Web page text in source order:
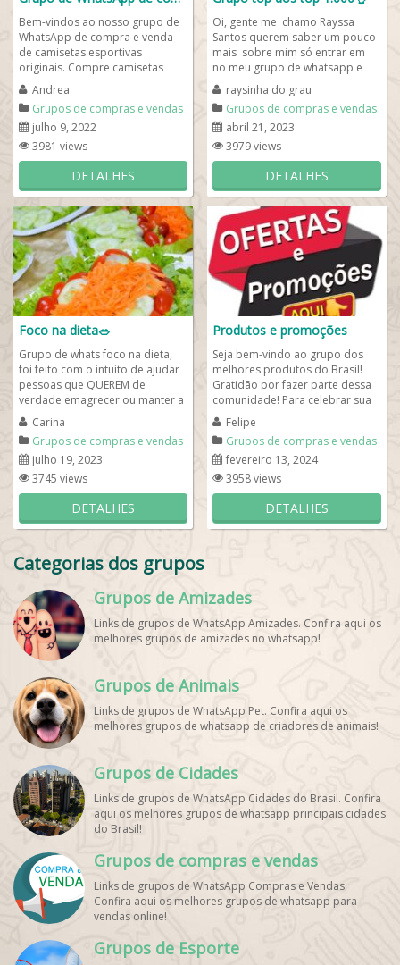
Bem-vindos ao nosso grupo de
WhatsApp de compra e venda
de camisetas esportivas
originais. Compre camisetas
originais direto do fabricante
com um bom valor e...
Andrea
Grupos de compras e vendas
julho 9, 2022
3981 views
DETALHES
Oi, gente me chamo Rayssa
Santos querem saber um pouco
mais sobre mim só entrar em
no meu grupo de whatsapp e
leia a discrição do grupo.😁
Então,...
raysinha do grau
Grupos de compras e vendas
abril 21, 2023
3979 views
DETALHES
Foco na dieta🥗
Grupo de whats foco na dieta,
foi feito com o intuito de ajudar
pessoas que QUEREM de
verdade emagrecer ou manter a
forma. A maior parte do tempo
o grupo...
Carina
Grupos de compras e vendas
julho 19, 2023
3745 views
DETALHES
Produtos e promoções
Seja bem-vindo ao grupo dos
melhores produtos do Brasil!
Gratidão por fazer parte dessa
comunidade! Para celebrar sua
chegada, preparamos um
presente...
Felipe
Grupos de compras e vendas
fevereiro 13, 2024
3958 views
DETALHES
Categorias dos grupos
Grupos de Amizades
Links de grupos de WhatsApp Amizades. Confira aqui os
melhores grupos de amizades no whatsapp!
Grupos de Animais
Links de grupos de WhatsApp Pet. Confira aqui os
melhores grupos de whatsapp de criadores de animais!
Grupos de Cidades
Links de grupos de WhatsApp Cidades do Brasil. Confira
aqui os melhores grupos de whatsapp principais cidades
do Brasil!
Grupos de compras e vendas
Links de grupos de WhatsApp Compras e Vendas.
Confira aqui os melhores grupos de whatsapp para
vendas online!
Grupos de Esporte